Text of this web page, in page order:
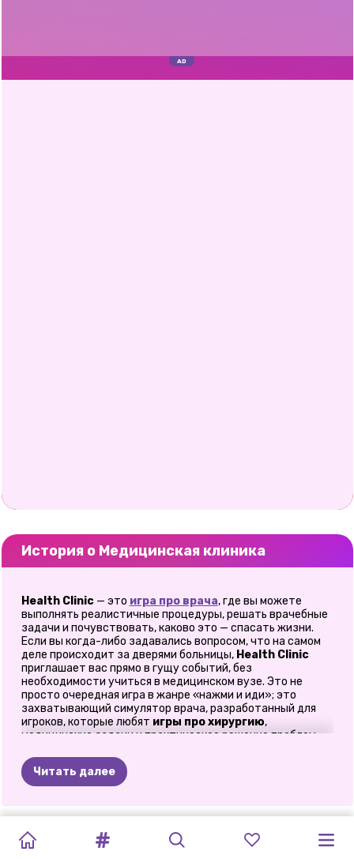
История о Медицинская клиника
Health Clinic— это игра про врача, где вы можете
выполнять реалистичные процедуры, решать врачебные
задачи и почувствовать, каково это — спасать жизни.
Если вы когда-либо задавались вопросом, что на самом
деле происходит за дверями больницы, Health Clinic
приглашает вас прямо в гущу событий, без
необходимости учиться в медицинском вузе. Это не
просто очередная игра в жанре «нажми и иди»; это
захватывающий симулятор врача, разработанный для
игроков, которые любят игры про хирургию,
медицинские задачи и практическое решение проблем.
поглощен ею. Я навел курсор на карту пациента, оценил
его симптомы и сразу же погрузился в мини-операцию.
Внезапно я понял, почему игры-симуляторы врача так
задачами, диагностируете проблемы и решаете
проблемы под давлением. Это приносит удовлетворение,
захватывает и, как ни странно, очень познавательно.
Читать далее
КРАСОТА
BEAUTY
ИГРА
«МАЛЫШКА
САЛОНА
ДОК
ASMR-
ЛЕЧЕНИЕ